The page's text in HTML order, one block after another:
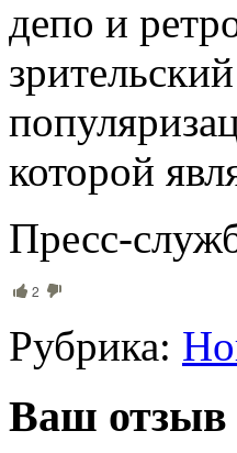
депо и
которой
Пресс-
2
Рубрика:
Ваш отзыв